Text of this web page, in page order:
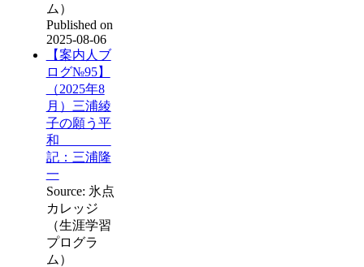
ム）
Published on
2025-08-06
【案内人ブ
ログ№95】
（2025年8
月）三浦綾
子の願う平
和
記：三浦隆
一
Source: 氷点
カレッジ
（生涯学習
プログラ
ム）